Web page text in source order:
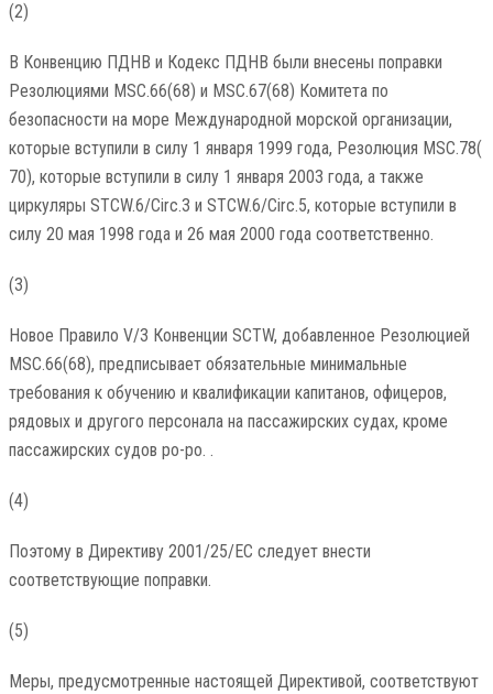
(2)
В Конвенцию ПДНВ и Кодекс ПДНВ были внесены поправки
Резолюциями MSC.66(68) и MSC.67(68) Комитета по
безопасности на море Международной морской организации,
которые вступили в силу 1 января 1999 года, Резолюция MSC.78(
70), которые вступили в силу 1 января 2003 года, а также
циркуляры STCW.6/Circ.3 и STCW.6/Circ.5, которые вступили в
силу 20 мая 1998 года и 26 мая 2000 года соответственно.
(3)
Новое Правило V/3 Конвенции SCTW, добавленное Резолюцией
MSC.66(68), предписывает обязательные минимальные
требования к обучению и квалификации капитанов, офицеров,
рядовых и другого персонала на пассажирских судах, кроме
пассажирских судов ро-ро. .
(4)
Поэтому в Директиву 2001/25/EC следует внести
соответствующие поправки.
(5)
Меры, предусмотренные настоящей Директивой, соответствуют